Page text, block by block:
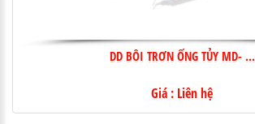
DD BÔI TRƠN ỐNG TỦY MD- ...
Giá : Liên hệ